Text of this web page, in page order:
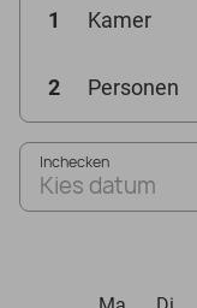
1 Kamer
2 Personen
Inchecken
Kies datum